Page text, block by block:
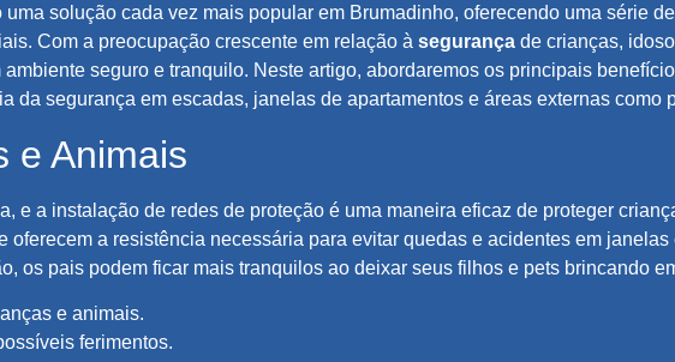
uma solução cada vez mais popular em Brumadinho, oferecendo uma série
Com a preocupação crescente em relação à segurança de crianças,
seguro e tranquilo. Neste artigo, abordaremos os principais
da segurança em escadas, janelas de apartamentos e áreas externas como
e Animais
e a instalação de redes de proteção é uma maneira eficaz de proteger
oferecem a resistência necessária para evitar quedas e acidentes em
os pais podem ficar mais tranquilos ao deixar seus filhos e pets brincando
e animais.
ferimentos.